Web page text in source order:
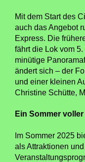
Mit dem Start des
auch das Angebot
Express. Die
fährt die Lok vom
minütige
ändert sich – der
und einer kleinen
Christine Schütte,
Ein Sommer
Im Sommer 2025
als Attraktionen